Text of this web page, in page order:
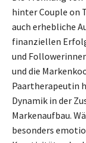
hinter Couple on
auch erhebliche
finanziellen
und
und die
Paartherapeutin
Dynamik in der
Markenaufbau.
besonders